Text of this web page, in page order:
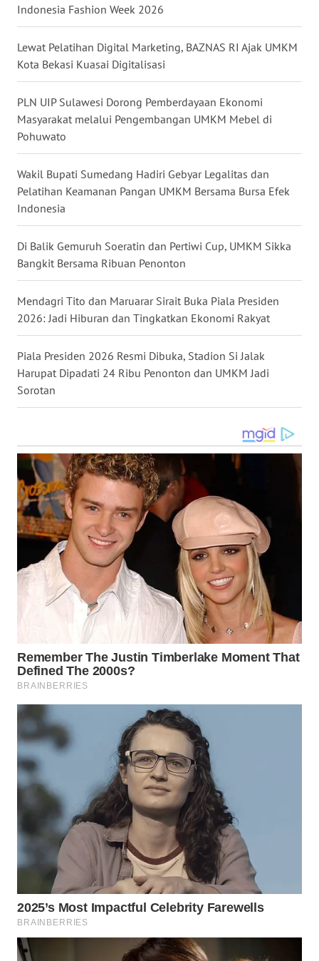
Indonesia Fashion Week 2026
Lewat Pelatihan Digital Marketing, BAZNAS RI Ajak UMKM
Kota Bekasi Kuasai Digitalisasi
PLN UIP Sulawesi Dorong Pemberdayaan Ekonomi
Masyarakat melalui Pengembangan UMKM Mebel di
Pohuwato
Wakil Bupati Sumedang Hadiri Gebyar Legalitas dan
Pelatihan Keamanan Pangan UMKM Bersama Bursa Efek
Indonesia
Di Balik Gemuruh Soeratin dan Pertiwi Cup, UMKM Sikka
Bangkit Bersama Ribuan Penonton
Mendagri Tito dan Maruarar Sirait Buka Piala Presiden
2026: Jadi Hiburan dan Tingkatkan Ekonomi Rakyat
Piala Presiden 2026 Resmi Dibuka, Stadion Si Jalak
Harupat Dipadati 24 Ribu Penonton dan UMKM Jadi
Sorotan
WN
KARAWANG
WN
BEKASI
WN
BOGOR
WN
DEPOK
WN
TAPANULI
UTARA
WN
WN
SUMEDANG
WN
CIANJUR
WN
KEPULAUAN
SERIBU
TANGERANG
WN
CIREBON
WN
INDRAMAYU
WN
KUNINGAN
WN
MAJALENGKA